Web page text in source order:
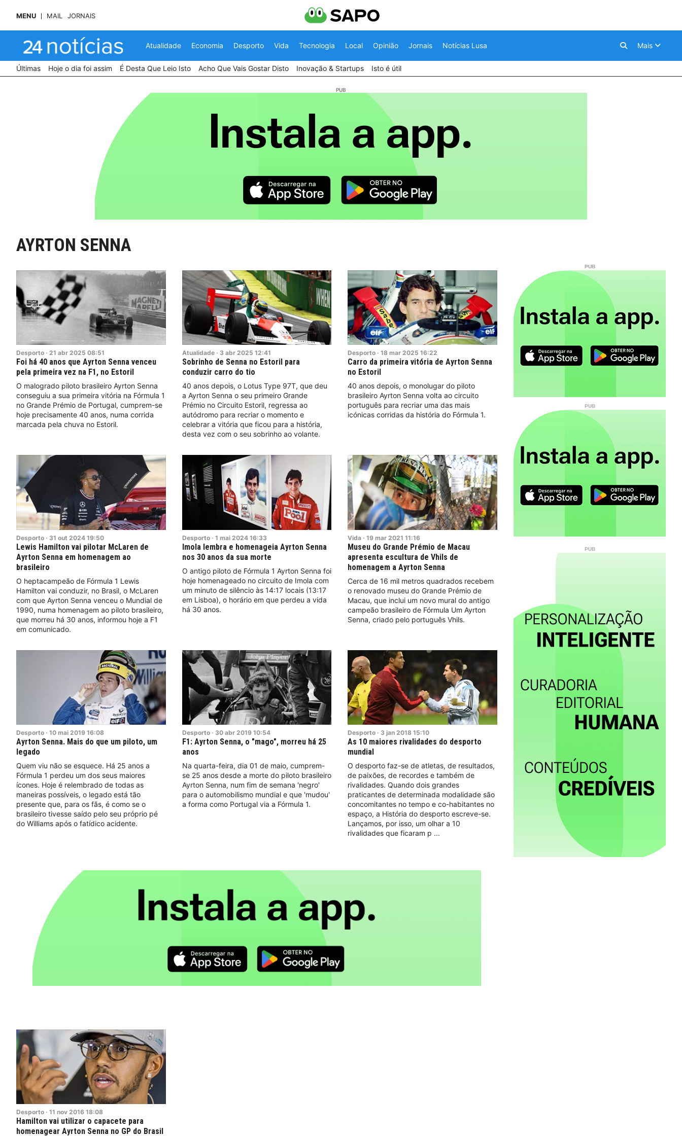
MENU MAIL JORNAIS
Atualidade Economia Desporto Vida Tecnologia Local Opinião Jornais Notícias Lusa Mais
Últimas Hoje o dia foi assim É Desta Que Leio Isto Acho Que Vais Gostar Disto Inovação & Startups Isto é útil
AYRTON SENNA
Desporto · 21 abr 2025 08:51
Foi há 40 anos que Ayrton Senna venceu
pela primeira vez na F1, no Estoril
O malogrado piloto brasileiro Ayrton Senna
conseguiu a sua primeira vitória na Fórmula 1
no Grande Prémio de Portugal, cumprem-se
hoje precisamente 40 anos, numa corrida
marcada pela chuva no Estoril.
Atualidade · 3 abr 2025 12:41
Sobrinho de Senna no Estoril para
conduzir carro do tio
40 anos depois, o Lotus Type 97T, que deu
a Ayrton Senna o seu primeiro Grande
Prémio no Circuito Estoril, regressa ao
autódromo para recriar o momento e
celebrar a vitória que ficou para a história,
desta vez com o seu sobrinho ao volante.
Desporto · 18 mar 2025 16:22
Carro da primeira vitória de Ayrton Senna
no Estoril
40 anos depois, o monolugar do piloto
brasileiro Ayrton Senna volta ao circuito
português para recriar uma das mais
icónicas corridas da história do Fórmula 1.
Desporto · 31 out 2024 19:50
Lewis Hamilton vai pilotar McLaren de
Ayrton Senna em homenagem ao
brasileiro
O heptacampeão de Fórmula 1 Lewis
Hamilton vai conduzir, no Brasil, o McLaren
com que Ayrton Senna venceu o Mundial de
1990, numa homenagem ao piloto brasileiro,
que morreu há 30 anos, informou hoje a F1
em comunicado.
Desporto · 1 mai 2024 16:33
Imola lembra e homenageia Ayrton Senna
nos 30 anos da sua morte
O antigo piloto de Fórmula 1 Ayrton Senna foi
hoje homenageado no circuito de Imola com
um minuto de silêncio às 14:17 locais (13:17
em Lisboa), o horário em que perdeu a vida
há 30 anos.
Vida · 19 mar 2021 11:16
Museu do Grande Prémio de Macau
apresenta escultura de Vhils de
homenagem a Ayrton Senna
Cerca de 16 mil metros quadrados recebem
o renovado museu do Grande Prémio de
Macau, que inclui um novo mural do antigo
campeão brasileiro de Fórmula Um Ayrton
Senna, criado pelo português Vhils.
Desporto · 10 mai 2019 16:08
Ayrton Senna. Mais do que um piloto, um
legado
Quem viu não se esquece. Há 25 anos a
Fórmula 1 perdeu um dos seus maiores
ícones. Hoje é relembrado de todas as
maneiras possíveis, o legado está tão
presente que, para os fãs, é como se o
brasileiro tivesse saído pelo seu próprio pé
do Williams após o fatídico acidente.
Desporto · 30 abr 2019 10:54
F1: Ayrton Senna, o "mago", morreu há 25
anos
Na quarta-feira, dia 01 de maio, cumprem-
se 25 anos desde a morte do piloto brasileiro
Ayrton Senna, num fim de semana 'negro'
para o automobilismo mundial e que 'mudou'
a forma como Portugal via a Fórmula 1.
Desporto · 3 jan 2018 15:10
As 10 maiores rivalidades do desporto
mundial
O desporto faz-se de atletas, de resultados,
de paixões, de recordes e também de
rivalidades. Quando dois grandes
praticantes de determinada modalidade são
concomitantes no tempo e co-habitantes no
espaço, a História do desporto escreve-se.
Lançamos, por isso, um olhar a 10
rivalidades que ficaram p
Desporto · 11 nov 2016 18:08
Hamilton vai utilizar o capacete para
homenagear Ayrton Senna no GP do Brasil